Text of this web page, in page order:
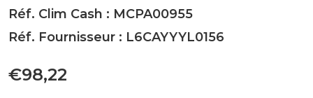
Réf. Clim Cash : MCPA00955
Réf. Fournisseur : L6CAYYYL0156
€98,22